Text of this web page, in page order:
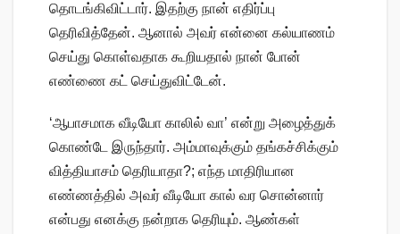
தொடங்கிவிட்டார். இதற்கு நான் எதிர்ப்பு
தெரிவித்தேன். ஆனால் அவர் என்னை கல்யாணம்
செய்து கொள்வதாக கூறியதால் நான் போன்
எண்ணை கட் செய்துவிட்டேன்.
‘ஆபாசமாக வீடியோ காலில் வா’ என்று அழைத்துக்
கொண்டே இருந்தார். அம்மாவுக்கும் தங்கச்சிக்கும்
வித்தியாசம் தெரியாதா?; எந்த மாதிரியான
எண்ணத்தில் அவர் வீடியோ கால் வர சொன்னார்
என்பது எனக்கு நன்றாக தெரியும். ஆண்கள்